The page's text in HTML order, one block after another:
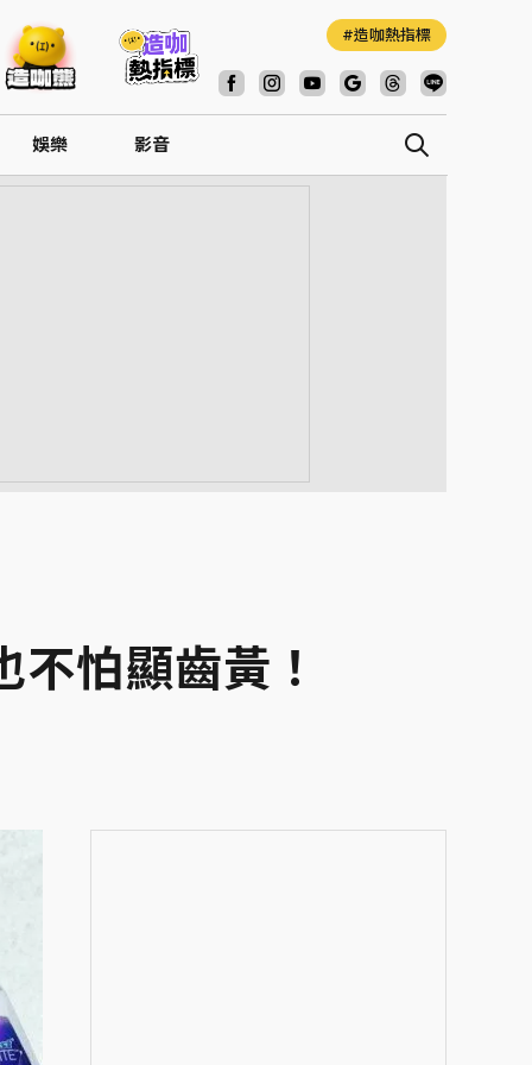
造咖熱指標
娛樂 影音
怕顯齒黃！